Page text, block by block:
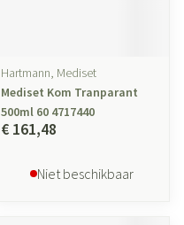
Hartmann, Mediset
Mediset Kom Tranparant
500ml 60 4717440
€ 161,48
Niet beschikbaar